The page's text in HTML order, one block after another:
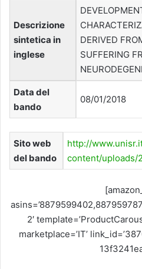
Descrizione
sintetica in
inglese
DERIVED
SUFFERING
Data del
bando
08/01/2018
Sito web
del bando
http://
content/uploads/
2′
marketplace=’IT’